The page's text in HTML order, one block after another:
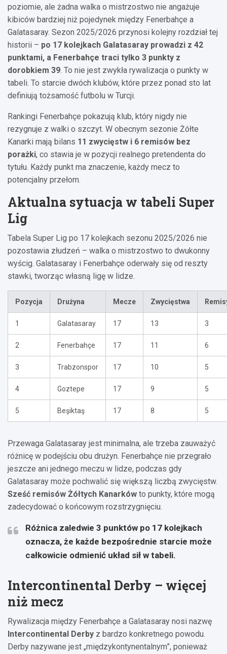
poziomie, ale żadna walka o mistrzostwo nie angażuje
kibiców bardziej niż pojedynek między Fenerbahçe a
Galatasaray. Sezon 2025/2026 przynosi kolejny rozdział tej
historii – po 17 kolejkach Galatasaray prowadzi z 42
punktami, a Fenerbahçe traci tylko 3 punkty z
dorobkiem 39. To nie jest zwykła rywalizacja o punkty w
tabeli. To starcie dwóch klubów, które przez ponad sto lat
definiują tożsamość futbolu w Turcji.
Rankingi Fenerbahçe pokazują klub, który nigdy nie
rezygnuje z walki o szczyt. W obecnym sezonie Żółte
Kanarki mają bilans 11 zwycięstw i 6 remisów bez
porażki, co stawia je w pozycji realnego pretendenta do
tytułu. Każdy punkt ma znaczenie, każdy mecz to
potencjalny przełom.
Aktualna sytuacja w tabeli Super
Lig
Tabela Super Lig po 17 kolejkach sezonu 2025/2026 nie
pozostawia złudzeń – walka o mistrzostwo to dwukonny
wyścig. Galatasaray i Fenerbahçe oderwały się od reszty
stawki, tworząc własną ligę w lidze.
Pozycja Drużyna Mecze Zwycięstwa
1 Galatasaray 17 13 3
2 Fenerbahçe 17 11 6
3 Trabzonspor 17 10 5
4 Goztepe 17 9 5
5 Beşiktaş 17 8 5
Przewaga Galatasaray jest minimalna, ale trzeba zauważyć
różnicę w podejściu obu drużyn. Fenerbahçe nie przegrało
jeszcze ani jednego meczu w lidze, podczas gdy
Galatasaray może pochwalić się większą liczbą zwycięstw.
Sześć remisów Żółtych Kanarków to punkty, które mogą
zadecydować o końcowym rozstrzygnięciu.
Różnica zaledwie 3 punktów po 17 kolejkach
oznacza, że każde bezpośrednie starcie może
całkowicie odmienić układ sił w tabeli.
Intercontinental Derby – więcej
niż mecz
Rywalizacja między Fenerbahçe a Galatasaray nosi nazwę
Intercontinental Derby z bardzo konkretnego powodu.
Derby nazywane jest „międzykontynentalnym”, ponieważ